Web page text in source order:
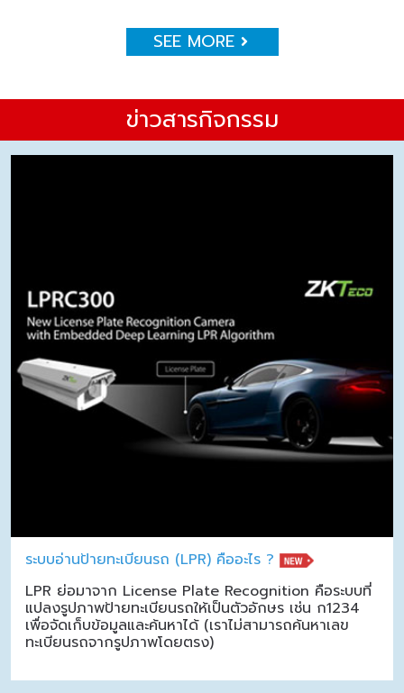
SEE MORE
ข่าวสารกิจกรรม
ระบบอ่านป้ายทะเบียนรถ (LPR) คืออะไร ?
LPR ย่อมาจาก License Plate Recognition คือระบบที่
แปลงรูปภาพป้ายทะเบียนรถให้เป็นตัวอักษร เช่น ก1234
เพื่อจัดเก็บข้อมูลและค้นหาได้ (เราไม่สามารถค้นหาเลข
ทะเบียนรถจากรูปภาพโดยตรง)